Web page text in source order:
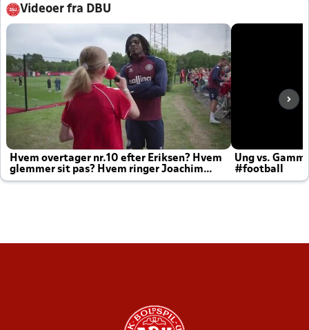
Videoer fra DBU
Hvem overtager nr.10 efter Eriksen? Hvem
glemmer sit pas? Hvem ringer Joachim
altid til efter kampe?
Ung vs.
#football